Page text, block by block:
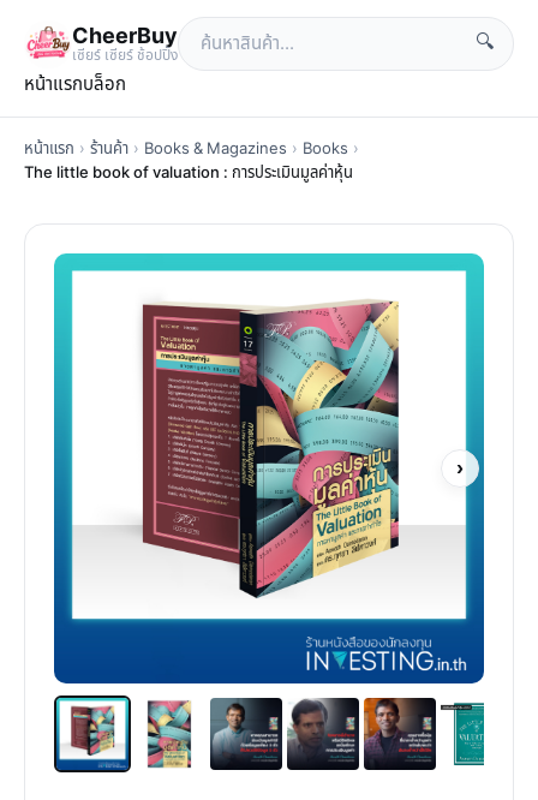
CheerBuy
เซียร์ เซียร์ ช้อปปิ้ง
🔍
หน้าแรกบล็อก
หน้าแรก › ร้านค้า › Books & Magazines › Books ›
The little book of valuation : การประเมินมูลค่าหุ้น
›